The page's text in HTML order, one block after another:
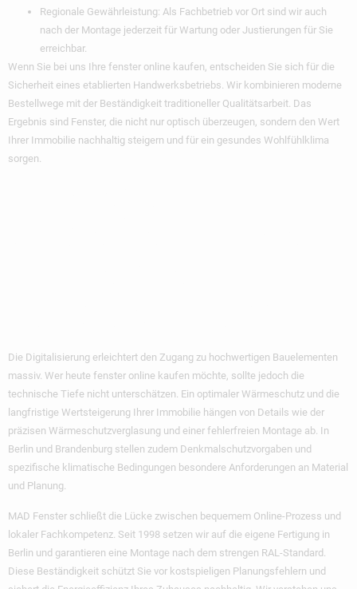
Regionale Gewährleistung: Als Fachbetrieb vor Ort sind wir auch
nach der Montage jederzeit für Wartung oder Justierungen für Sie
erreichbar.
Wenn Sie bei uns Ihre fenster online kaufen, entscheiden Sie sich für die
Sicherheit eines etablierten Handwerksbetriebs. Wir kombinieren moderne
Bestellwege mit der Beständigkeit traditioneller Qualitätsarbeit. Das
Ergebnis sind Fenster, die nicht nur optisch überzeugen, sondern den Wert
Ihrer Immobilie nachhaltig steigern und für ein gesundes Wohlfühlklima
sorgen.
Die Digitalisierung erleichtert den Zugang zu hochwertigen Bauelementen
massiv. Wer heute fenster online kaufen möchte, sollte jedoch die
technische Tiefe nicht unterschätzen. Ein optimaler Wärmeschutz und die
langfristige Wertsteigerung Ihrer Immobilie hängen von Details wie der
präzisen Wärmeschutzverglasung und einer fehlerfreien Montage ab. In
Berlin und Brandenburg stellen zudem Denkmalschutzvorgaben und
spezifische klimatische Bedingungen besondere Anforderungen an Material
und Planung.
MAD Fenster schließt die Lücke zwischen bequemem Online-Prozess und
lokaler Fachkompetenz. Seit 1998 setzen wir auf die eigene Fertigung in
Berlin und garantieren eine Montage nach dem strengen RAL-Standard.
Diese Beständigkeit schützt Sie vor kostspieligen Planungsfehlern und